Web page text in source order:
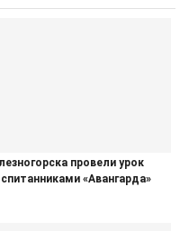
провели урок
«Авангарда»